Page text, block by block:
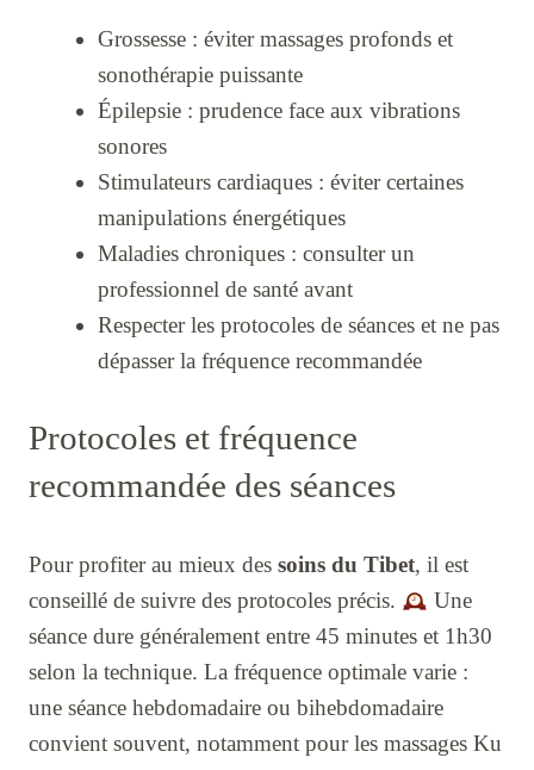
Grossesse : éviter massages profonds et
sonothérapie puissante
Épilepsie : prudence face aux vibrations
sonores
Stimulateurs cardiaques : éviter certaines
manipulations énergétiques
Maladies chroniques : consulter un
professionnel de santé avant
Respecter les protocoles de séances et ne pas
dépasser la fréquence recommandée
Protocoles et fréquence
recommandée des séances
Pour profiter au mieux des soins du Tibet, il est
conseillé de suivre des protocoles précis.
Une
séance dure généralement entre 45 minutes et 1h30
selon la technique. La fréquence optimale varie :
une séance hebdomadaire ou bihebdomadaire
convient souvent, notamment pour les massages Ku